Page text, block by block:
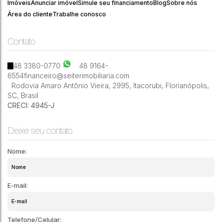
070
Costa
3 2 1
ImóveisAnunciar imóvelSimule seu financiamentoBlogSobre nós
Área do clienteTrabalhe conosco
Contato
48 3380-0770
48 9164-
6554financeiro@seiterimobiliaria.com
Rodovia Amaro Antônio Vieira, 2995, Itacorubi, Florianópolis,
SC, Brasil
CRECI: 4945-J
Deixe seu contato
Nome:
E-mail:
Telefone/Celular: